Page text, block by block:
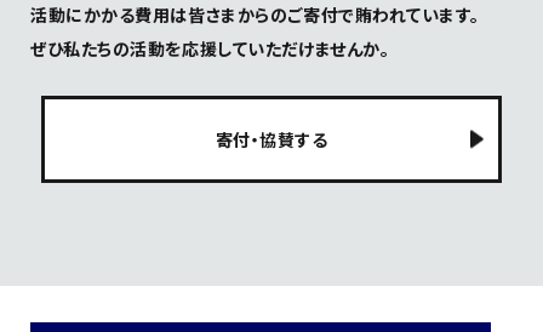
活動にかかる費用は皆さまからのご寄付で賄われています。
ぜひ私たちの活動を応援していただけませんか。
寄付・協賛する